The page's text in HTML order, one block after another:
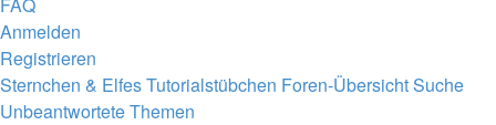
Anmelden
Registrieren
Sternchen & Elfes Tutorialstübchen Foren-ÜbersichtSuche
Unbeantwortete Themen